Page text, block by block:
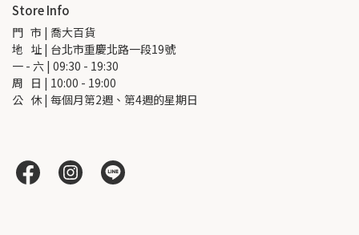
Store Info
門   市 | 喬大百貨
地   址 | 台北市重慶北路一段19號
一 - 六 | 09:30 - 19:30
周   日 | 10:00 - 19:00
公   休 | 每個月第2週、第4週的星期日